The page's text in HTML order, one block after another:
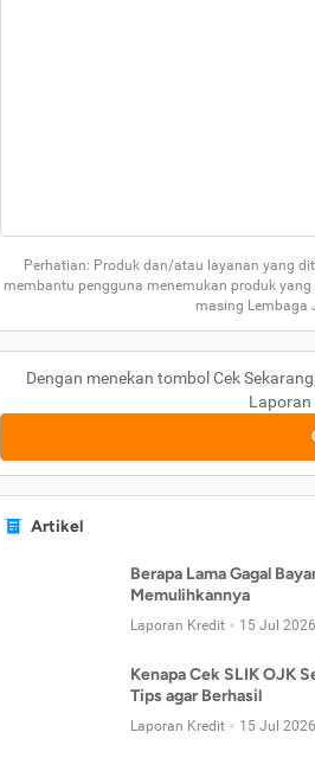
Perhatian: Produk dan/atau layanan yang
membantu pengguna menemukan produk
masing Lembaga
Dengan menekan tombol Cek
Laporan
Artikel
Berapa Lama Gagal
Memulihkannya
Laporan Kredit 15 Jul 2026
Kenapa Cek SLIK OJK
Tips agar Berhasil
Laporan Kredit 15 Jul 2026